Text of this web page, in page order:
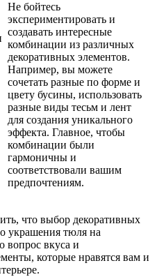
Не бойтесь
экспериментировать и
создавать интересные
комбинации из различных
декоративных элементов.
Например, вы можете
сочетать разные по форме и
цвету бусины, использовать
разные виды тесьм и лент
для создания уникального
эффекта. Главное, чтобы
комбинации были
гармоничны и
соответствовали вашим
предпочтениям.
что выбор декоративных
украшения тюля на
вопрос вкуса и
которые нравятся вам и